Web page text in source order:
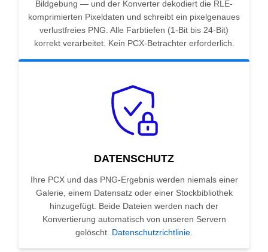
Bildgebung — und der Konverter dekodiert die RLE-
komprimierten Pixeldaten und schreibt ein pixelgenaues
verlustfreies PNG. Alle Farbtiefen (1-Bit bis 24-Bit)
korrekt verarbeitet. Kein PCX-Betrachter erforderlich.
DATENSCHUTZ
Ihre PCX und das PNG-Ergebnis werden niemals einer
Galerie, einem Datensatz oder einer Stockbibliothek
hinzugefügt. Beide Dateien werden nach der
Konvertierung automatisch von unseren Servern
gelöscht. Datenschutzrichtlinie.